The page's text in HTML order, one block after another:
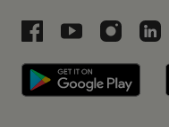
Libri a Facebookon
Libri aLibri